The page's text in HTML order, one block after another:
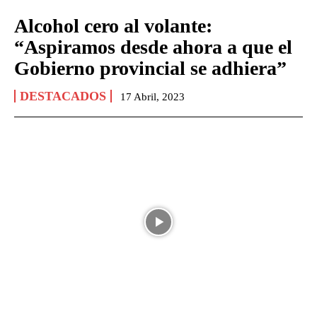
Alcohol cero al volante:
“Aspiramos desde ahora a que el
Gobierno provincial se adhiera”
DESTACADOS 17 Abril, 2023